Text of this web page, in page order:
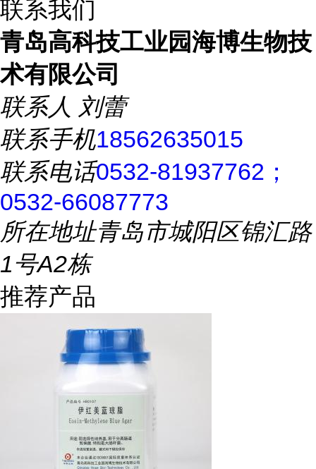
联系我们
青岛高科技工业园海博生物技
术有限公司
联系人 刘蕾
联系手机18562635015
联系电话0532-81937762；
0532-66087773
所在地址青岛市城阳区锦汇路
1号A2栋
推荐产品